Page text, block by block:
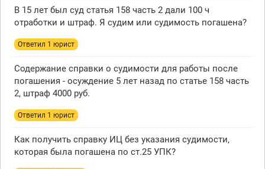
В 15 лет был суд статья 158 часть 2 дали 100 ч
отработки и штраф. Я судим или судимость погашена?
Ответил 1 юрист
Содержание справки о судимости для работы после
погашения - осуждение 5 лет назад по статье 158 часть
2, штраф 4000 руб.
Ответил 1 юрист
Как получить справку ИЦ без указания судимости,
которая была погашена по ст.25 УПК?